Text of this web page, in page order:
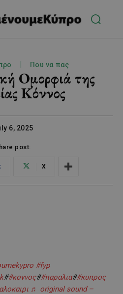
Που να πας
Ομορφιά της
Κόννος
6, 2025
post:
X
#fyp
##κοννος##παραλια##κυπρος
♬ original sound –